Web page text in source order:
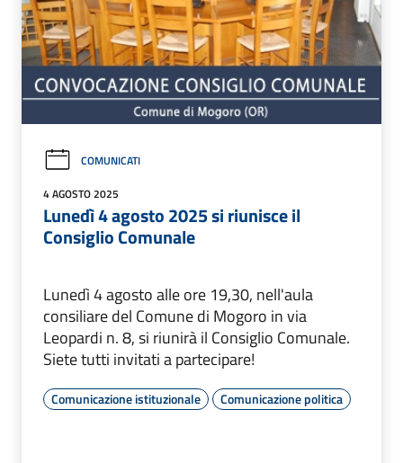
COMUNICATI
4 AGOSTO 2025
Lunedì 4 agosto 2025 si riunisce il
Consiglio Comunale
Lunedì 4 agosto alle ore 19,30, nell'aula
consiliare del Comune di Mogoro in via
Leopardi n. 8, si riunirà il Consiglio Comunale.
Siete tutti invitati a partecipare!
Comunicazione istituzionale Comunicazione politica